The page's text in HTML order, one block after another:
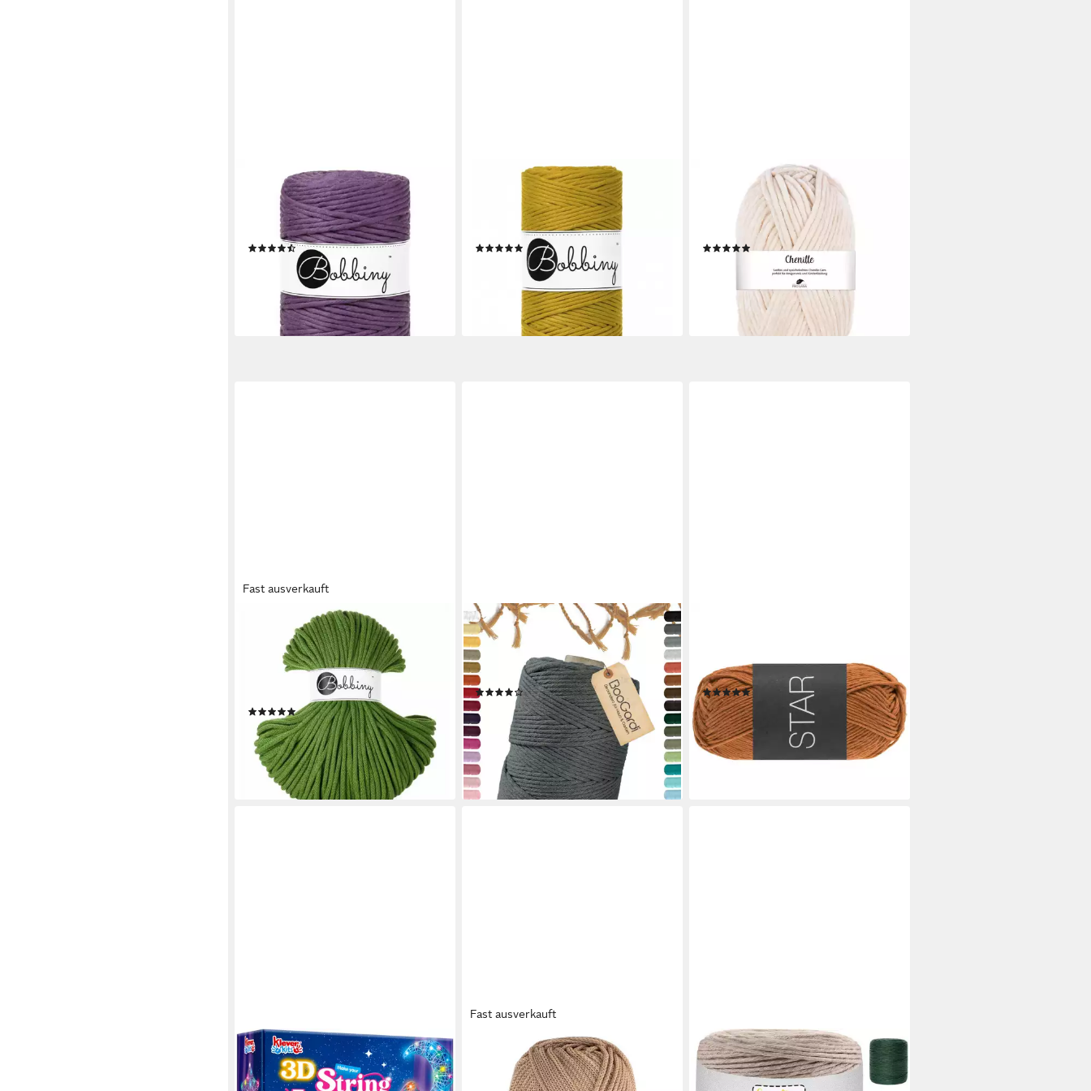
BOBBINY
Bobbiny 5 mm Makramee Garn
Regular 100 m Häkelwolle, 100 m (5
mm Baumwoll-Kordel), 660 g
(2)
(21,14 €/ 1 kg)
lieferbar - in 3-4 Werktagen bei dir
+28
Bobbiny 3 mm Makramee Garn
Regular 100 m Häkelwolle, 100 m (3
mm Baumwoll-Kordel), 320 g
(1)
(40,47 €/ 1 kg)
lieferbar - in 3-4 Werktagen bei dir
+20
CHENILLE Garn Häkelwolle, 110 m
(samtig weiche und stabile Chenille
Wolle), 100 g
(5)
lieferbar - in 3-4 Werktagen bei dir
+21
Fast ausverkauft
Bobbiny 5 mm Premium Flechtkordel
100 m Häkelwolle, 100 m (Baumwoll-
Kordel - ideal für Häkel- und
Makramee-Projekte), 500 g
(16)
13,95 €
(27,90 €/ 1 kg)
lieferbar - in 3-4 Werktagen bei dir
+21
BOOGARDI
Makramee Garn Bastelgarn, (3mm x
200m 100% Baumwolle), Dunkelgrau
2 Stärken Macramee Kordel Band
(2)
15,99 €
(0,08 €/ 1 m)
lieferbar - in 3-4 Werktagen bei dir
+9
Baumwolle), 50 g
2,50 €
(50,00 €/ 1 kg)
lieferbar - in 3-4 Werktagen bei dir
KLEVER KITS
Klever Kits 3D-Fadenkunst-Set für
Kinder,Kunsthandwerk für Kinder
Fast ausverkauft
WOOLLY HUGS
Woolly Hugs ROPE 200 g vielseitiges
und ideales Taschengarn 140 m
CREATIVE DECO
Makramee Garn 2-3 mm
Baumwollgarn Baumwoll Kordel